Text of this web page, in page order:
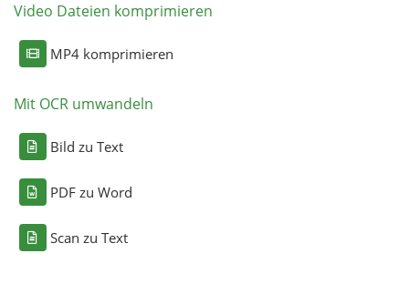
Video Dateien komprimieren
MP4 komprimieren
Mit OCR umwandeln
Bild zu Text
PDF zu Word
Scan zu Text